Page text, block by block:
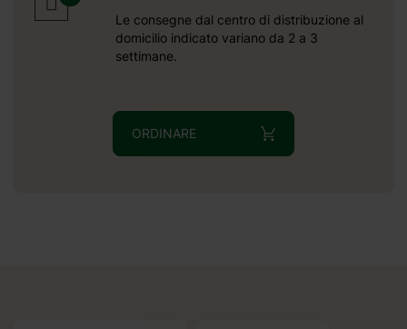
Le consegne dal centro di distribuzione al
domicilio indicato variano da 2 a 3
settimane.
ORDINARE